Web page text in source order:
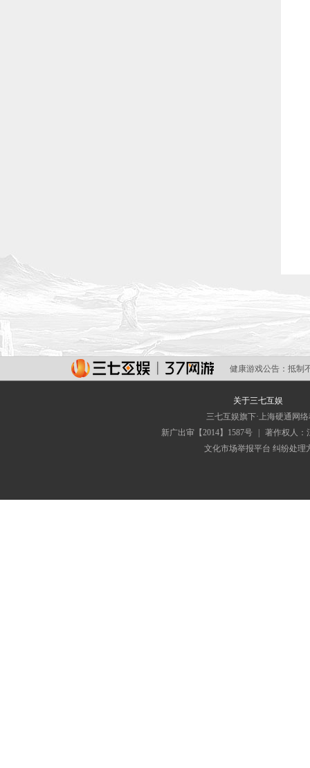
健康游戏公告： 抵制
关于三七互娱
三七互娱旗下·上海硬通网
新广出审【2014】1587号
著作权人：
文化市场举报平台 纠纷处理